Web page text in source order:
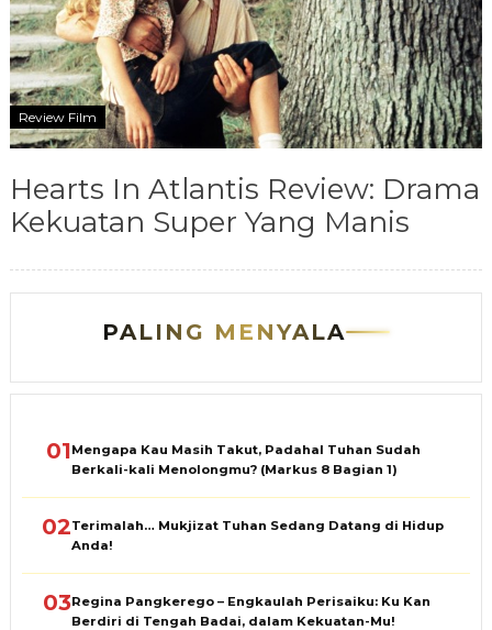
Review Film
Hearts In Atlantis Review: Drama
Kekuatan Super Yang Manis
PALING MENYALA
01Mengapa Kau Masih Takut, Padahal Tuhan Sudah
Berkali-kali Menolongmu? (Markus 8 Bagian 1)
02Terimalah… Mukjizat Tuhan Sedang Datang di Hidup
Anda!
03Regina Pangkerego – Engkaulah Perisaiku: Ku Kan
Berdiri di Tengah Badai, dalam Kekuatan-Mu!